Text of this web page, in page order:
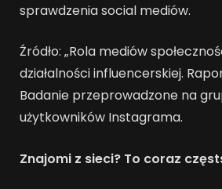
sprawdzenia social mediów.
Źródło: „Rola mediów
działalności influencerskiej.
Badanie przeprowadzone na
użytkowników Instagrama.
Znajomi z sieci? To coraz